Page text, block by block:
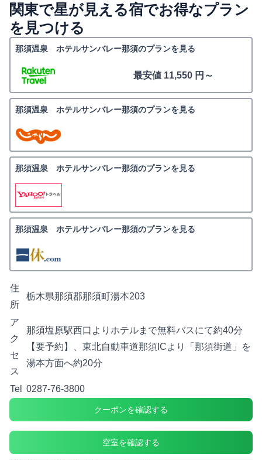
関東で星が見える宿でお得なプラン
を見つける
那須温泉 ホテルサンバレー那須のプランを見る
最安値 11,550 円～
那須温泉 ホテルサンバレー那須のプランを見る
那須温泉 ホテルサンバレー那須のプランを見る
那須温泉 ホテルサンバレー那須のプランを見る
住
所
栃木県那須郡那須町湯本203
ア
ク
セ
ス
那須塩原駅西口よりホテルまで無料バスにて約40分
【要予約】、東北自動車道那須ICより「那須街道」を
湯本方面へ約20分
Tel 0287-76-3800
クーポンを確認する
空室を確認する